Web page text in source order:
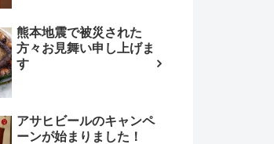
熊本地震で被災された
方々お見舞い申し上げま
す
アサヒビールのキャンペ
ーンが始まりました！